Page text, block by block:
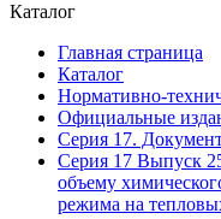
Каталог
Главная страница
Каталог
Нормативно-
Официальные
Серия 17.
Серия 17 Выпуск
объему
режима на